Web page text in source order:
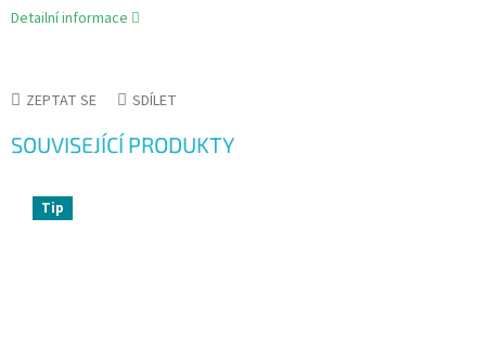
Detailní informace
ZEPTAT SE SDÍLET
SOUVISEJÍCÍ PRODUKTY
Tip